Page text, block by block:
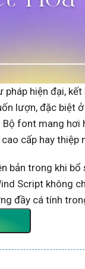
hiện đại,
lượn, đặc biệt
Bộ font mang
cấp hay thiệp
bản trong khi bổ
Script không
đầy cá tính